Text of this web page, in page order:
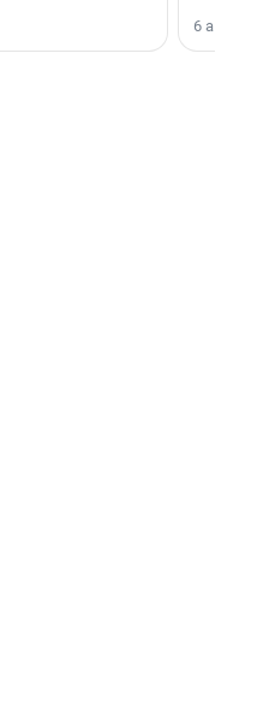
области».
6